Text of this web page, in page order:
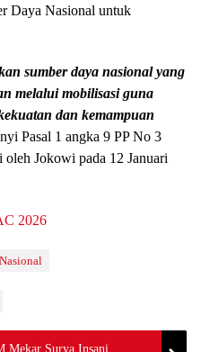
Daya Nasional untuk
sumber daya nasional yang
melalui mobilisasi guna
dan kemampuan
Pasal 1 angka 9 PP No 3
Jokowi pada 12 Januari
Nasional
Surya Insani,